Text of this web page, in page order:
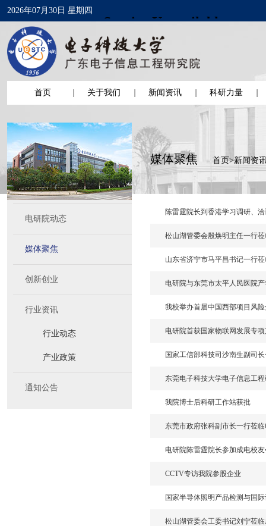
2026年07月30日 星期四
首页 关于我们 新闻资讯 科研力量
电研院动态
媒体聚焦
创新创业
行业资讯
行业动态
产业政策
通知公告
媒体聚焦 首页>新闻资
陈雷霆院长到香港学习调研、
松山湖管委会殷焕明主任一行
山东省济宁市马平昌书记一行
电研院与东莞市太平人民医院
我校举办首届中国西部项目风
电研院首获国家物联网发展专
国家工信部科技司沙南生副司
东莞电子科技大学电子信息工
我院博士后科研工作站获批
东莞市政府张科副市长一行莅
电研院陈雷霆院长参加成电校
CCTV专访我院参股企业
国家半导体照明产品检测与国
松山湖管委会工委书记刘宁莅